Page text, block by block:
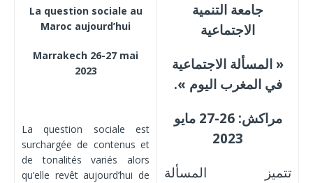
La question sociale au
Maroc aujourd’hui
Marrakech 26-27 mai
2023
La question sociale est
surchargée de contenus et
de tonalités variés alors
qu’elle revêt aujourd’hui de
جامعة التنمية
الاجتماعية
« المسألة الاجتماعية
في المغرب اليوم ».
مراكش: 26-27 مايو
2023
تتميز المسألة